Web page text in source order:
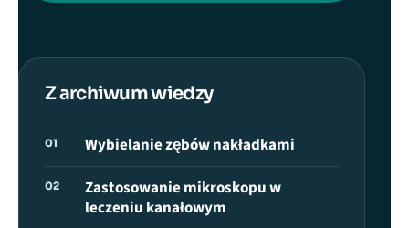
Z archiwum wiedzy
01 Wybielanie zębów nakładkami
02
Zastosowanie mikroskopu w
leczeniu kanałowym